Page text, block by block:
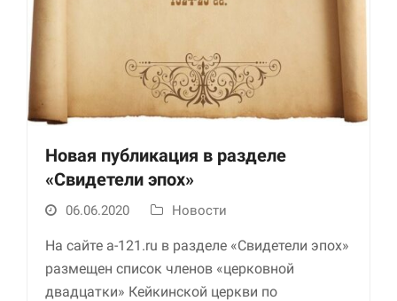
Новая публикация в разделе
«Свидетели эпох»
06.06.2020 Новости
На сайте a-121.ru в разделе «Свидетели эпох»
размещен список членов «церковной
двадцатки» Кейкинской церкви по